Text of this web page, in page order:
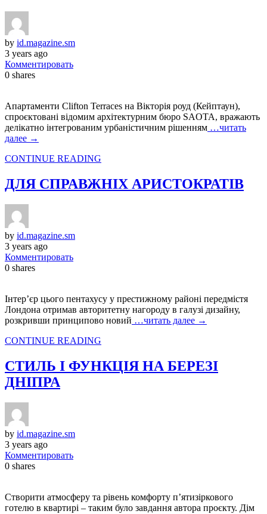
by id.magazine.sm
3 years ago
Комментировать
0 shares
Апартаменти Clifton Terraces на Вікторія роуд (Кейптаун),
спроєктовані відомим архітектурним бюро SAOTA, вражають
делікатно інтегрованим урбаністичним рішенням …читать
далее →
CONTINUE READING
ДЛЯ СПРАВЖНІХ АРИСТОКРАТІВ
by id.magazine.sm
3 years ago
Комментировать
0 shares
Інтер’єр цього пентахусу у престижному районі передмістя
Лондона отримав авторитетну нагороду в галузі дизайну,
розкривши принципово новий …читать далее →
CONTINUE READING
СТИЛЬ І ФУНКЦІЯ НА БЕРЕЗІ
ДНІПРА
by id.magazine.sm
3 years ago
Комментировать
0 shares
Створити атмосферу та рівень комфорту п’ятизіркового
готелю в квартирі – таким було завдання автора проєкту. Дім